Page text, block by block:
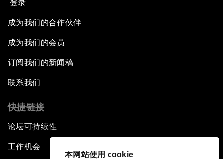
本网站使用 cookie
登录
成为我们的合作伙伴
成为我们的会员
订阅我们的新闻稿
联系我们
快捷链接
论坛可持续性
工作机会